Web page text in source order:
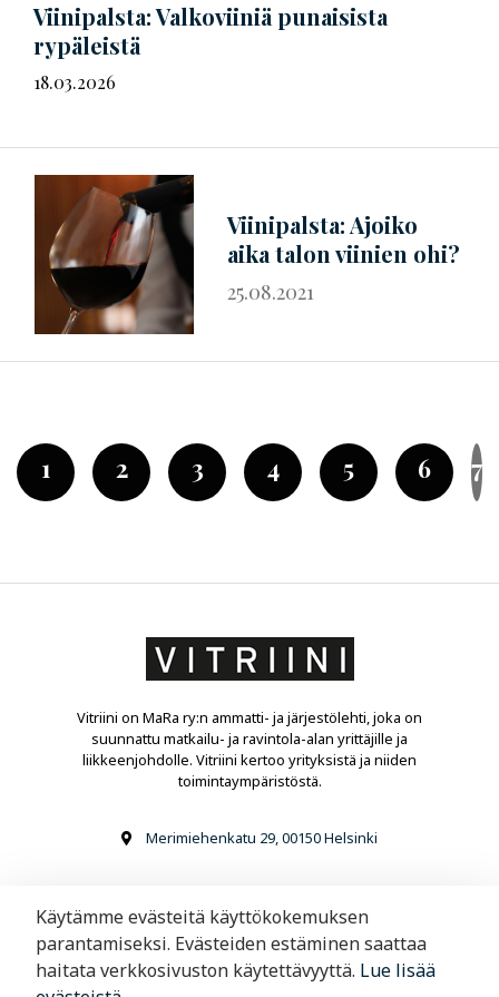
Viinipalsta: Valkoviiniä punaisista
rypäleistä
18.03.2026
Viinipalsta: Ajoiko
aika talon viinien ohi?
25.08.2021
1 2 3 4 5 6 7
Vitriini on MaRa ry:n ammatti- ja järjestölehti, joka on
suunnattu matkailu- ja ravintola-alan yrittäjille ja
liikkeenjohdolle. Vitriini kertoo yrityksistä ja niiden
toimintaympäristöstä.
Merimiehenkatu 29, 00150 Helsinki
Käytämme evästeitä käyttökokemuksen
parantamiseksi. Evästeiden estäminen saattaa
haitata verkkosivuston käytettävyyttä. Lue lisää